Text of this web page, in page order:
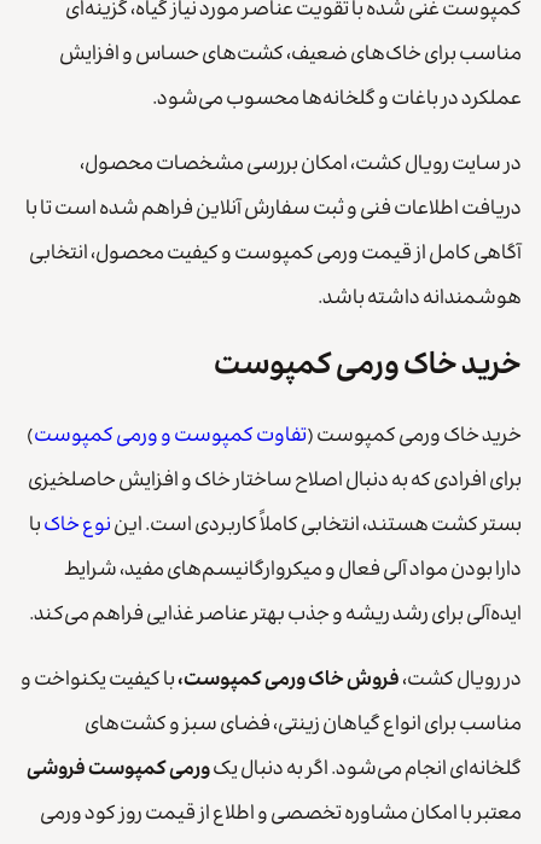
کمپوست غنی شده با تقویت عناصر مورد نیاز گیاه، گزینه‌ای
مناسب برای خاک‌های ضعیف، کشت‌های حساس و افزایش
عملکرد در باغات و گلخانه‌ها محسوب می‌شود.
در سایت رویال کشت، امکان بررسی مشخصات محصول،
دریافت اطلاعات فنی و ثبت سفارش آنلاین فراهم شده است تا با
آگاهی کامل از قیمت ورمی کمپوست و کیفیت محصول، انتخابی
هوشمندانه داشته باشد.
خرید خاک ورمی کمپوست
خرید خاک ورمی کمپوست (تفاوت کمپوست و ورمی کمپوست)
برای افرادی که به دنبال اصلاح ساختار خاک و افزایش حاصلخیزی
بستر کشت هستند، انتخابی کاملاً کاربردی است. ایننوع خاکبا
دارا بودن مواد آلی فعال و میکروارگانیسم‌های مفید، شرایط
ایده‌آلی برای رشد ریشه و جذب بهتر عناصر غذایی فراهم می‌کند.
در رویال کشت،فروش خاک ورمی کمپوست،با کیفیت یکنواخت و
مناسب برای انواع گیاهان زینتی، فضای سبز و کشت‌های
گلخانه‌ای انجام می‌شود. اگر به دنبال یکورمی کمپوست فروشی
معتبر با امکان مشاوره تخصصی و اطلاع از قیمت روز کود ورمی